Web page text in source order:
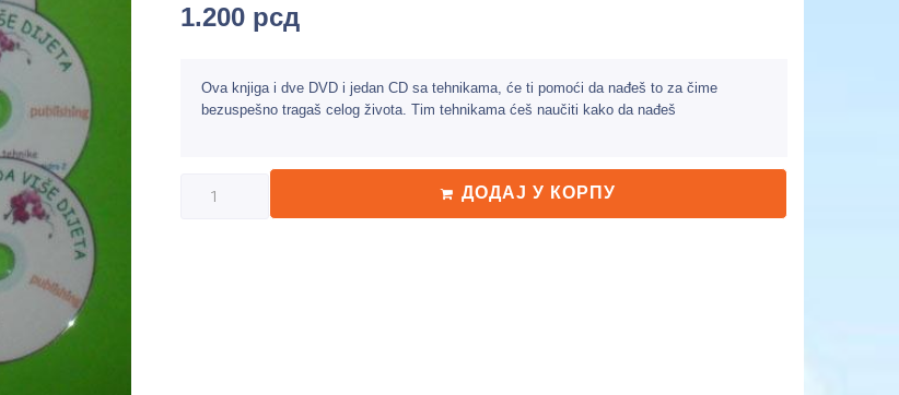
1.200 рсд
Ova knjiga i dve DVD i jedan CD sa tehnikama, će ti pomoći da nađeš to za čime
bezuspešno tragaš celog života. Tim tehnikama ćeš naučiti kako da nađeš
ДОДАЈ У КОРПУ